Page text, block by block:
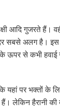
आदि गुजरते हैं।
सबसे अलग है।
ऊपर से कभी हवाई
यहां पर भक्तों के
लेकिन हैरानी की